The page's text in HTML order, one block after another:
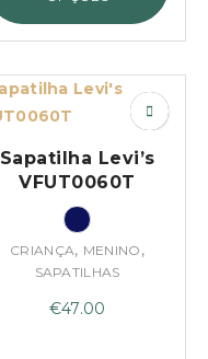
Sapatilha Levi’s
VFUT0060T
CRIANÇA, MENINO ,
SAPATILHAS
€47.00